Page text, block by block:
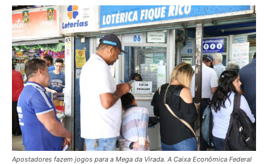
Apostadores fazem jogos para a Mega da Virada. A Caixa Econômica Federal